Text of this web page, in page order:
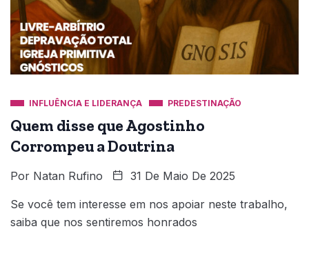
INFLUÊNCIA E LIDERANÇA PREDESTINAÇÃO
Quem disse que Agostinho
Corrompeu a Doutrina
Por Natan Rufino 31 De Maio De 2025
Se você tem interesse em nos apoiar neste trabalho,
saiba que nos sentiremos honrados